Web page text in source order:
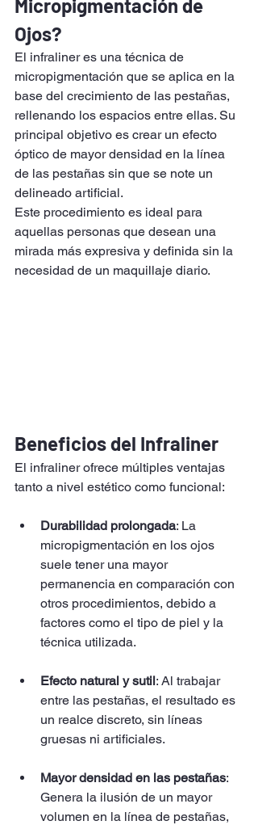
Micropigmentación de
Ojos?
El infraliner es una técnica de
micropigmentación que se aplica en la
base del crecimiento de las pestañas,
rellenando los espacios entre ellas. Su
principal objetivo es crear un efecto
óptico de mayor densidad en la línea
de las pestañas sin que se note un
delineado artificial.
Este procedimiento es ideal para
aquellas personas que desean una
mirada más expresiva y definida sin la
necesidad de un maquillaje diario.
Beneficios del Infraliner
El infraliner ofrece múltiples ventajas
tanto a nivel estético como funcional:
Durabilidad prolongada: La
micropigmentación en los ojos
suele tener una mayor
permanencia en comparación con
otros procedimientos, debido a
factores como el tipo de piel y la
técnica utilizada.
Efecto natural y sutil: Al trabajar
entre las pestañas, el resultado es
un realce discreto, sin líneas
gruesas ni artificiales.
Mayor densidad en las pestañas:
Genera la ilusión de un mayor
volumen en la línea de pestañas,